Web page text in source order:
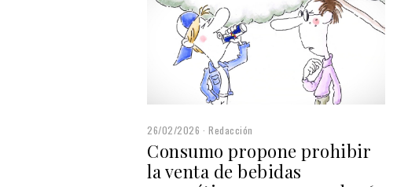
26/02/2026 Redacción
Consumo propone prohibir
la venta de bebidas